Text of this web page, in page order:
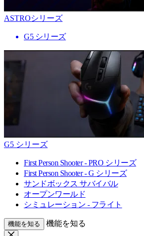
ASTROシリーズ
G5 シリーズ
G5 シリーズ
First Person Shooter - PRO シリーズ
First Person Shooter - G シリーズ
サンドボックス サバイバル
オープンワールド
シミュレーション - フライト
機能を知る 機能を知る